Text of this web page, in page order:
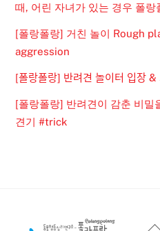
때, 어린 자녀가 있는 경우 폴랑
[폴랑폴랑] 거친 놀이 Rough
aggression
[폴랑폴랑] 반려견 놀이터 입장
[폴랑폴랑] 반려견이 감춘 비밀
견기 #trick